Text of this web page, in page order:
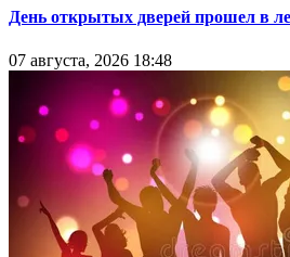
День открытых дверей прошел в
07 августа, 2026 18:48